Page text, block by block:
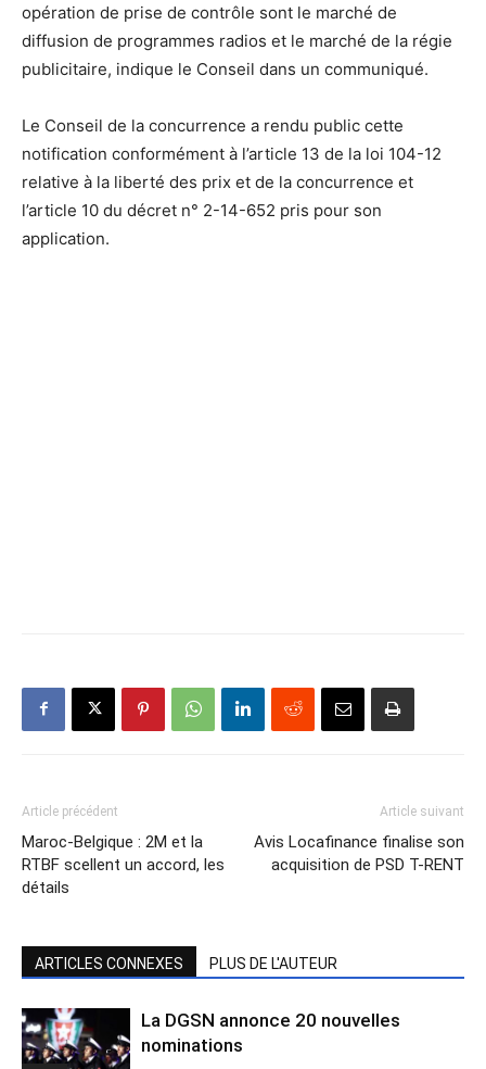
opération de prise de contrôle sont le marché de
diffusion de programmes radios et le marché de la régie
publicitaire, indique le Conseil dans un communiqué.
Le Conseil de la concurrence a rendu public cette
notification conformément à l’article 13 de la loi 104-12
relative à la liberté des prix et de la concurrence et
l’article 10 du décret n° 2-14-652 pris pour son
application.
Article précédent
Maroc-Belgique : 2M et la
RTBF scellent un accord, les
détails
Article suivant
Avis Locafinance finalise son
acquisition de PSD T-RENT
ARTICLES CONNEXES PLUS DE L'AUTEUR
La DGSN annonce 20 nouvelles
nominations